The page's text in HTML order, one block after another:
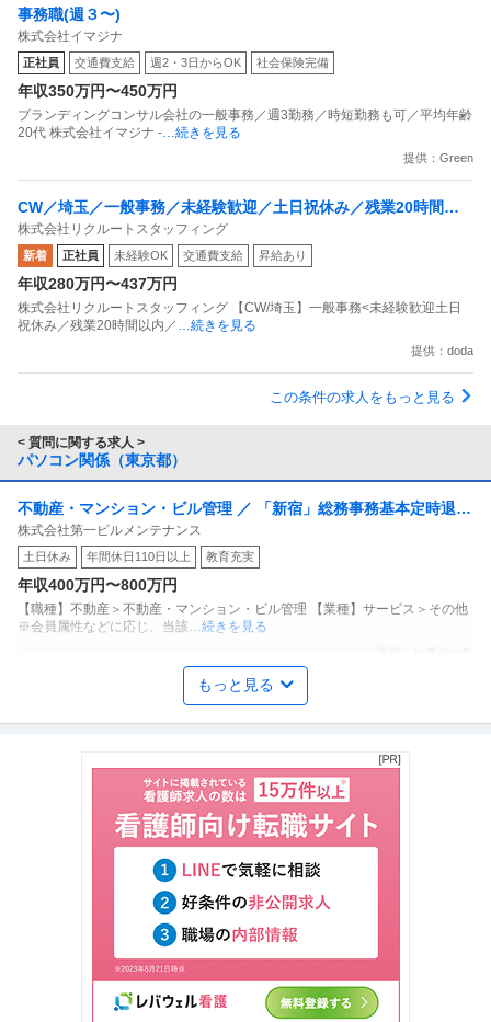
事務職(週３〜)
株式会社イマジナ
正社員 交通費支給 週2・3日からOK 社会保険完備
年収350万円〜450万円
ブランディングコンサル会社の一般事務／週3勤務／時短勤務も可／平均年齢
20代 株式会社イマジナ -…続きを見る
提供：Green
CW／埼玉／一般事務／未経験歓迎／土日祝休み／残業20時間以
内／1か月程度で就業可／リクルートG
株式会社リクルートスタッフィング
新着 正社員 未経験OK 交通費支給 昇給あり
年収280万円〜437万円
株式会社リクルートスタッフィング 【CW/埼玉】一般事務<未経験歓迎土日
祝休み／残業20時間以内／ …続きを見る
提供：doda
この条件の求人をもっと見る
< 質問に関する求人 >
パソコン関係（東京都）
不動産・マンション・ビル管理 ／ 「新宿」総務事務基本定時退勤
／年休125日／土日祝休み／4年連続でベースアップ／賞与年3回
株式会社第一ビルメンテナンス
土日休み 年間休日110日以上 教育充実
年収400万円〜800万円
【職種】不動産＞不動産・マンション・ビル管理 【業種】サービス＞その他
※会員属性などに応じ、当該…続きを見る
採用 ／ 最先端技術を支えるITインフラのプロフェッショナル企業
で新卒採用の立ち上げ・人事採用／さくらインターネットグルー
プラナスソリューションズ株式会社
年収400万円〜700万円
【職種】人事＞採用 【業種】IT・インターネット＞SIer ※会員属性などに応
じ、当該求人をビズリ…続きを見る
機械設計 ／ 「ボイラー設置工事担当」SDGs推進の核となるエネ
ルギーを取り扱うベンチャー企業海外出張あり／全国への導入実
績あり／勢いのある当社で一緒に働きませんか？
年間休日100日以上 残業月20時間以内 海外出張あり
年収600万円〜800万円
【職種】機械＞機械設計 【業種】建設＞建設・建築・土木 ※会員属性などに
応じ、当該求人をビズリーチ…続きを見る
もっと見る